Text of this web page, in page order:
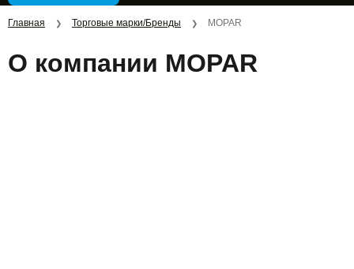
Главная ❯ Торговые марки/Бренды ❯ MOPAR
О компании MOPAR